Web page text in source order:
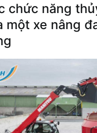
chức năng
một xe nâng